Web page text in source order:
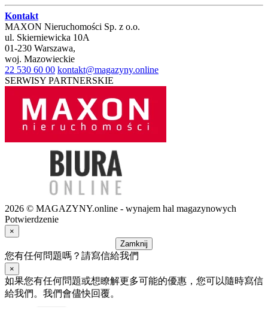
Kontakt
MAXON Nieruchomości Sp. z o.o.
ul. Skierniewicka 10A
01-230 Warszawa,
woj. Mazowieckie
22 530 60 00 kontakt@magazyny.online
SERWISY PARTNERSKIE
2026 © MAGAZYNY.online - wynajem hal magazynowych
Potwierdzenie
×
Zamknij
您有任何問題嗎？請寫信給我們
×
如果您有任何問題或想瞭解更多可能的優惠，您可以隨時寫信
給我們。我們會儘快回覆。